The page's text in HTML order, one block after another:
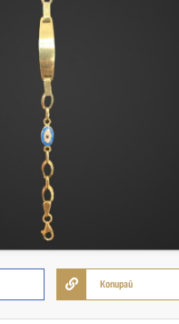
Копирай